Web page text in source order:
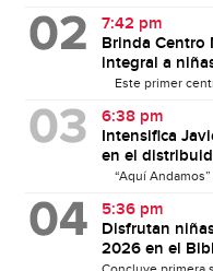
7:42 pm
Brinda Centro
integral a
Este primer
6:38 pm
Intensifica
en el
“Aquí Andamos”
5:36 pm
Disfrutan
2026 en el